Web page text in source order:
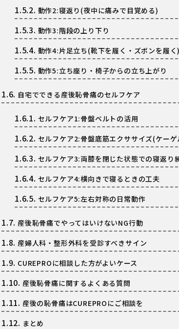
1.5.2. 動作2:寝返り(夜中に痛みで目覚める)
1.5.3. 動作3:階段の上り下り
1.5.4. 動作4:片足立ち(靴下を履く・ズボンを履
1.5.5. 動作5:立ち座り・椅子からの立ち上がり
1.6. 自宅でできる産後恥骨痛のセルフケア
1.6.1. セルフケア1:骨盤ベルトの活用
1.6.2. セルフケア2:骨盤底筋エクササイズ(ケー
1.6.3. セルフケア3:両膝を閉じた状態での寝返り
1.6.4. セルフケア4:横向きで寝るときの工夫
1.6.5. セルフケア5:左右対称の日常動作
1.7. 産後恥骨痛でやってはいけないNG行動
1.8. 産婦人科・整形外科を受診すべきサイン
1.9. CUREPROに相談した方がよいケース
1.10. 産後恥骨痛に関するよくある質問
1.11. 産後の恥骨痛はCUREPROにご相談を
1.12. まとめ